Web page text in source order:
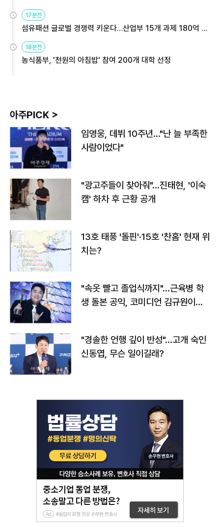
17분전
섬유패션 글로벌 경쟁력 키운다…산업부 15개 과제 180억 지
18분전
농식품부, '천원의 아침밥' 참여 200개 대학 선정
아주PICK >
임영웅, 데뷔 10주년…"난 늘 부족한
사람이었다"
"광고주들이 찾아줘"…진태현, '이숙
캠' 하차 후 근황 공개
13호 태풍 '돌핀'·15호 '찬홈' 현재 위
치는?
"속옷 빨고 졸업식까지"…근육병 학
생 돌본 공익, 코미디언 김규원이었
"경솔한 언행 깊이 반성"…고개 숙인
신동엽, 무슨 일이길래?